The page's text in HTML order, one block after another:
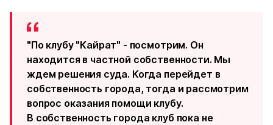
"По клубу "Кайрат" - посмотрим. Он
находится в частной собственности. Мы
ждем решения суда. Когда перейдет в
собственность города, тогда и рассмотрим
вопрос оказания помощи клубу.
В собственность города клуб пока не